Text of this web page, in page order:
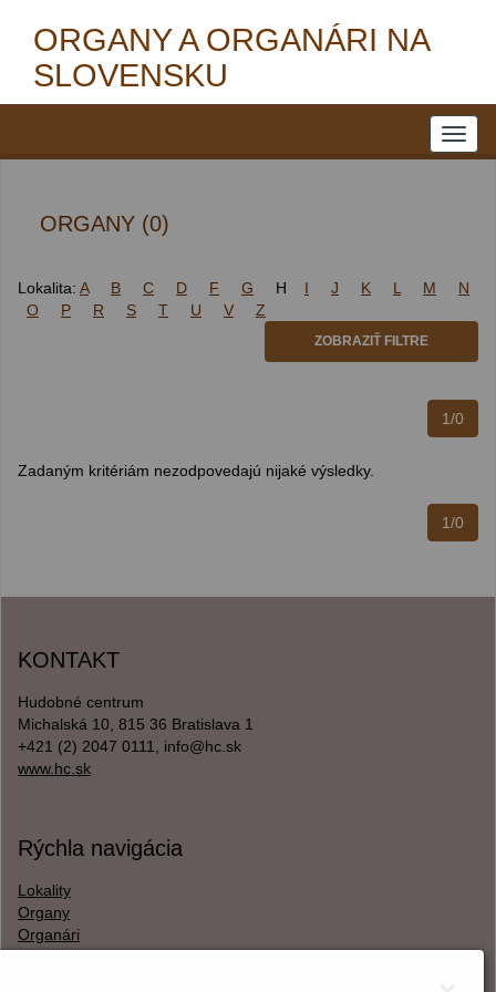
ORGANY A ORGANÁRI NA
SLOVENSKU
ORGANY (0)
Lokalita: A B C D F G H I J K L M
N
O
P R S T U V Z
ZOBRAZIŤ FILTRE
1/0
Zadaným kritériám nezodpovedajú nijaké výsledky.
1/0
KONTAKT
Hudobné centrum
Michalská 10, 815 36 Bratislava 1
+421 (2) 2047 0111, info@hc.sk
www.hc.sk
Rýchla navigácia
Lokality
Organy
Organári